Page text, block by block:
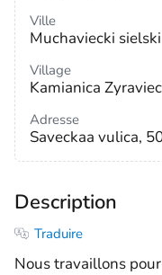
Ville
Muchaviecki
Village
Kamianica
Adresse
Saveckaa vulica,
Description
Traduire
Nous travaillons